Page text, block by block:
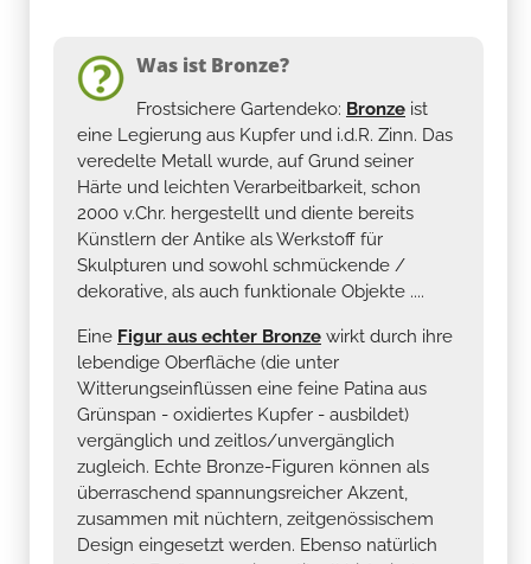
Was ist Bronze?
Frostsichere Gartendeko: Bronze ist
eine Legierung aus Kupfer und i.d.R. Zinn. Das
veredelte Metall wurde, auf Grund seiner
Härte und leichten Verarbeitbarkeit, schon
2000 v.Chr. hergestellt und diente bereits
Künstlern der Antike als Werkstoff für
Skulpturen und sowohl schmückende /
dekorative, als auch funktionale Objekte ....
Eine Figur aus echter Bronze wirkt durch ihre
lebendige Oberfläche (die unter
Witterungseinflüssen eine feine Patina aus
Grünspan - oxidiertes Kupfer - ausbildet)
vergänglich und zeitlos/unvergänglich
zugleich. Echte Bronze-Figuren können als
überraschend spannungsreicher Akzent,
zusammen mit nüchtern, zeitgenössischem
Design eingesetzt werden. Ebenso natürlich